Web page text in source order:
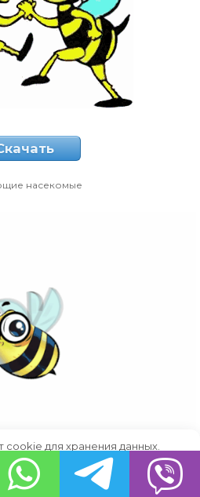
насекомые
cookie для хранения данных.
Вы даете свое согласие на
файлами.
OK